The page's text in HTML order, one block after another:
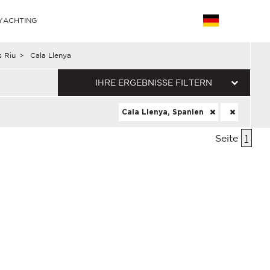
Riu > Cala Llenya
IHRE ERGEBNISSE FILTERN
Cala Llenya, Spanien
Seite 1